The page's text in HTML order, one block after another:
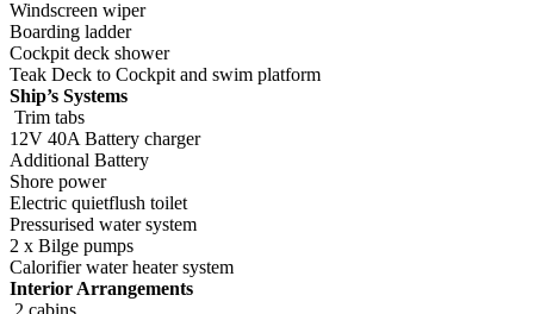
Windscreen wiper
Boarding ladder
Cockpit deck shower
Teak Deck to Cockpit and swim platform
Ship’s Systems
Trim tabs
12V 40A Battery charger
Additional Battery
Shore power
Electric quietflush toilet
Pressurised water system
2 x Bilge pumps
Calorifier water heater system
Interior Arrangements
2 cabins